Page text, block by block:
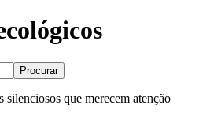
Procurar
que merecem atenção